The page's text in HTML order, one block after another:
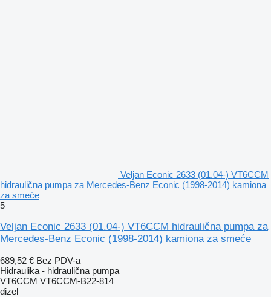
Veljan Econic 2633 (01.04-) VT6CCM
hidraulična pumpa za Mercedes-Benz Econic (1998-2014) kamiona
za smeće
5
Veljan Econic 2633 (01.04-) VT6CCM hidraulična pumpa za
Mercedes-Benz Econic (1998-2014) kamiona za smeće
689,52 € Bez PDV-a
Hidraulika - hidraulična pumpa
VT6CCM VT6CCM-B22-814
dizel